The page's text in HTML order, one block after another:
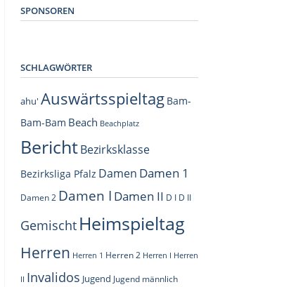
SPONSOREN
SCHLAGWÖRTER
ahu' Auswärtsspieltag Bam-
Bam-Bam Beach Beachplatz
BerichtBezirksklasse
Bezirksliga Pfalz Damen Damen 1
Damen 2 Damen I Damen II D I D II
Gemischt Heimspieltag
Herren Herren 1 Herren 2 Herren I Herren
II Invalidos Jugend Jugend männlich